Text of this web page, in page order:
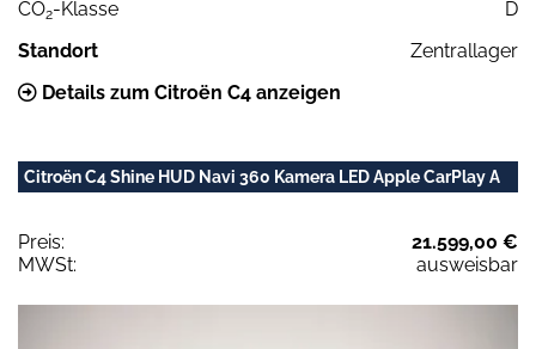
CO2-Klasse
D
Standort
Zentrallager
Details zum Citroën C4 anzeigen
Citroën C4 Shine HUD Navi 360 Kamera LED Apple CarPlay A
Preis:
21.599,00 €
MWSt:
ausweisbar